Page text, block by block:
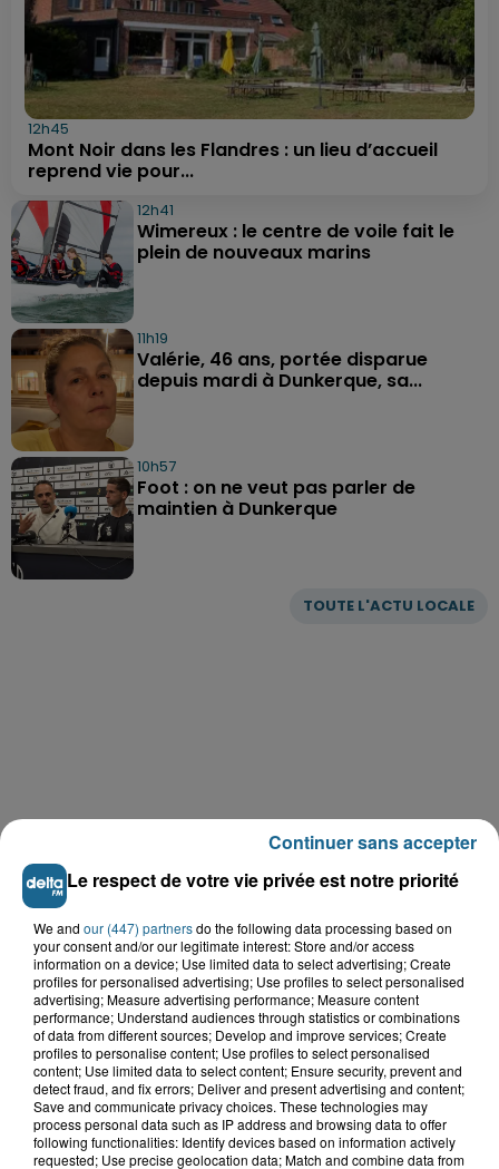
TOUTE L'ACTU LOCALE
12h45
Mont Noir dans les Flandres : un lieu d’accueil
reprend vie pour...
12h41
Wimereux : le centre de voile fait le
plein de nouveaux marins
11h19
Valérie, 46 ans, portée disparue
depuis mardi à Dunkerque, sa...
10h57
Foot : on ne veut pas parler de
maintien à Dunkerque
LE TOP DE L'ACTU
Le respect de votre vie privée est notre priorité
We and our (447) partnersdo the following data processing based on
your consent and/or our legitimate interest: Store and/or access
information on a device; Use limited data to select advertising; Create
profiles for personalised advertising; Use profiles to select personalised
advertising; Measure advertising performance; Measure content
performance; Understand audiences through statistics or combinations
of data from different sources; Develop and improve services; Create
profiles to personalise content; Use profiles to select personalised
content; Use limited data to select content; Ensure security, prevent and
detect fraud, and fix errors; Deliver and present advertising and content;
Save and communicate privacy choices. These technologies may
process personal data such as IP address and browsing data to offer
following functionalities: Identify devices based on information actively
requested; Use precise geolocation data; Match and combine data from
Continuer sans accepter